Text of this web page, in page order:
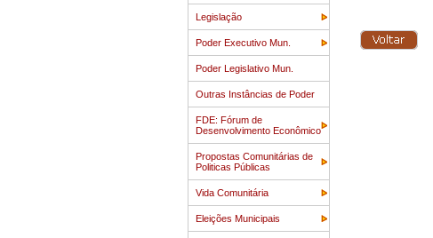
Legislação
Poder Executivo Mun.
Poder Legislativo Mun.
Outras Instâncias de Poder
FDE: Fórum de
Desenvolvimento Econômico
Propostas Comunitárias de
Politicas Públicas
Vida Comunitária
Eleições Municipais